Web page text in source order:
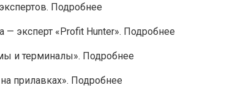
Подробнее
— эксперт «Profit Hunter». Подробнее
и терминалы». Подробнее
прилавках». Подробнее